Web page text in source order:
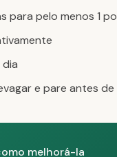
para pelo menos 1
e pare antes
melhorá-la